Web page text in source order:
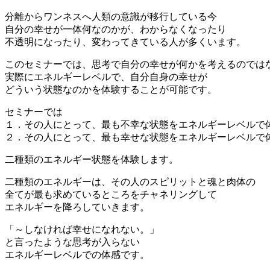
分離からワンネスへ人類の意識が移行している今
自分の幸せが一体何なのかが、わからなくなったり
不透明になったり、変わってきている人が多くいます。
このセミナーでは、思考で自分の幸せが何かを考えるのでは
実際にエネルギーレベルで、自分自身の幸せが
どういう状態なのかを体験することが可能です。
セミナーでは
１．その人にとって、最も不幸な状態をエネルギーレベルで
２．その人にとって、最も幸せな状態をエネルギーレベルで
二種類のエネルギー状態を体験します。
二種類のエネルギーは、その人のスピリットと魂と肉体の
全てが最も求めているところをチャネリングして
エネルギーを降ろしていきます。
「～しなければ幸せになれない。」
と言ったような思考が入らない
エネルギーレベルでの体感です。